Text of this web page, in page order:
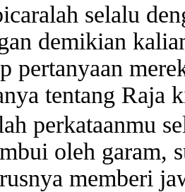
selalu
demikian
pertanyaan
tentang Raja
perkataanmu
oleh garam,
memberi